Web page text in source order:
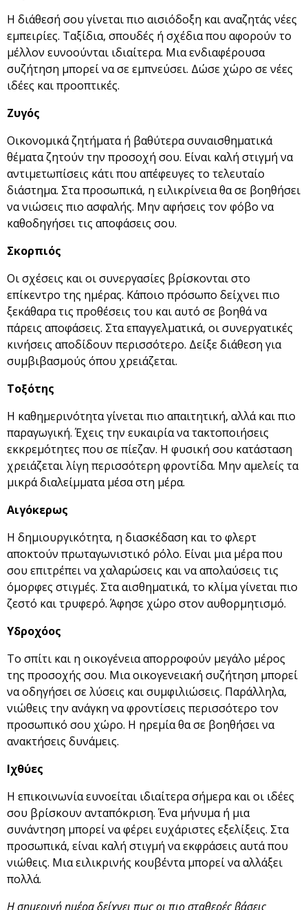
Η διάθεσή σου γίνεται πιο αισιόδοξη και αναζητάς νέες
εμπειρίες. Ταξίδια, σπουδές ή σχέδια που αφορούν το
μέλλον ευνοούνται ιδιαίτερα. Μια ενδιαφέρουσα
συζήτηση μπορεί να σε εμπνεύσει. Δώσε χώρο σε νέες
ιδέες και προοπτικές.
Ζυγός
Οικονομικά ζητήματα ή βαθύτερα συναισθηματικά
θέματα ζητούν την προσοχή σου. Είναι καλή στιγμή να
αντιμετωπίσεις κάτι που απέφευγες το τελευταίο
διάστημα. Στα προσωπικά, η ειλικρίνεια θα σε βοηθήσει
να νιώσεις πιο ασφαλής. Μην αφήσεις τον φόβο να
καθοδηγήσει τις αποφάσεις σου.
Σκορπιός
Οι σχέσεις και οι συνεργασίες βρίσκονται στο
επίκεντρο της ημέρας. Κάποιο πρόσωπο δείχνει πιο
ξεκάθαρα τις προθέσεις του και αυτό σε βοηθά να
πάρεις αποφάσεις. Στα επαγγελματικά, οι συνεργατικές
κινήσεις αποδίδουν περισσότερο. Δείξε διάθεση για
συμβιβασμούς όπου χρειάζεται.
Τοξότης
Η καθημερινότητα γίνεται πιο απαιτητική, αλλά και πιο
παραγωγική. Έχεις την ευκαιρία να τακτοποιήσεις
εκκρεμότητες που σε πίεζαν. Η φυσική σου κατάσταση
χρειάζεται λίγη περισσότερη φροντίδα. Μην αμελείς τα
μικρά διαλείμματα μέσα στη μέρα.
Αιγόκερως
Η δημιουργικότητα, η διασκέδαση και το φλερτ
αποκτούν πρωταγωνιστικό ρόλο. Είναι μια μέρα που
σου επιτρέπει να χαλαρώσεις και να απολαύσεις τις
όμορφες στιγμές. Στα αισθηματικά, το κλίμα γίνεται πιο
ζεστό και τρυφερό. Άφησε χώρο στον αυθορμητισμό.
Υδροχόος
Το σπίτι και η οικογένεια απορροφούν μεγάλο μέρος
της προσοχής σου. Μια οικογενειακή συζήτηση μπορεί
να οδηγήσει σε λύσεις και συμφιλιώσεις. Παράλληλα,
νιώθεις την ανάγκη να φροντίσεις περισσότερο τον
προσωπικό σου χώρο. Η ηρεμία θα σε βοηθήσει να
ανακτήσεις δυνάμεις.
Ιχθύες
Η επικοινωνία ευνοείται ιδιαίτερα σήμερα και οι ιδέες
σου βρίσκουν ανταπόκριση. Ένα μήνυμα ή μια
συνάντηση μπορεί να φέρει ευχάριστες εξελίξεις. Στα
προσωπικά, είναι καλή στιγμή να εκφράσεις αυτά που
νιώθεις. Μια ειλικρινής κουβέντα μπορεί να αλλάξει
πολλά.
Η σημερινή ημέρα δείχνει πως οι πιο σταθερές βάσεις